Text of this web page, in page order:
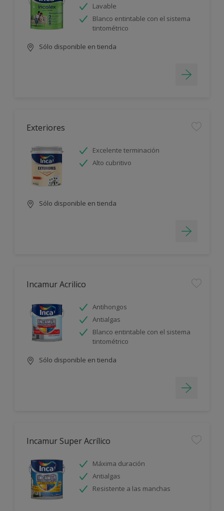
Lavable
Blanco entintable con el sistema
tintométrico
Sólo disponible en tienda
Exteriores
Excelente terminación
Alto cubritivo
Sólo disponible en tienda
Incamur Acrilico
Antihongos
Antialgas
Blanco entintable con el sistema
tintométrico
Sólo disponible en tienda
Incamur Super Acrílico
Máxima duración
Antialgas
Resistente a las manchas